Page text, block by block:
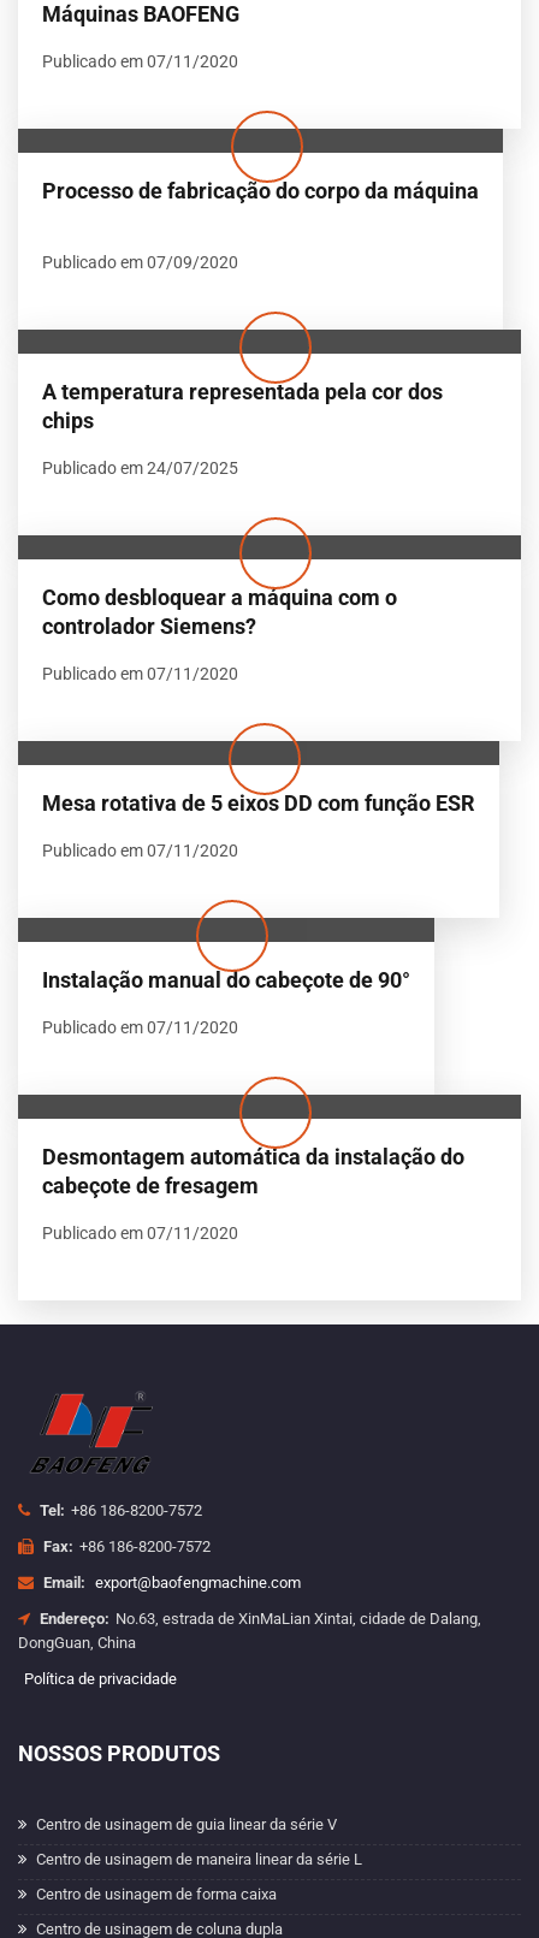
Máquinas BAOFENG
Publicado em 07/11/2020
Processo de fabricação do corpo da máquina
Publicado em 07/09/2020
A temperatura representada pela cor dos
chips
Publicado em 24/07/2025
Como desbloquear a máquina com o
controlador Siemens?
Publicado em 07/11/2020
Mesa rotativa de 5 eixos DD com função ESR
Publicado em 07/11/2020
Instalação manual do cabeçote de 90°
Publicado em 07/11/2020
Desmontagem automática da instalação do
cabeçote de fresagem
Publicado em 07/11/2020
Tel: +86 186-8200-7572
Fax: +86 186-8200-7572
Email: export@baofengmachine.com
Endereço: No.63, estrada de XinMaLian Xintai, cidade de Dalang,
DongGuan, China
Política de privacidade
NOSSOS PRODUTOS
Centro de usinagem de guia linear da série V
Centro de usinagem de maneira linear da série L
Centro de usinagem de forma caixa
Centro de usinagem de coluna dupla